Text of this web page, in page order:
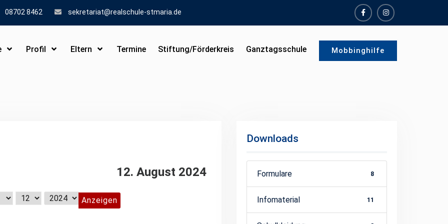
08702 8462 sekretariat@realschule-stmaria.de
facebookinstagram
Profil Eltern Termine Stiftung/Förderkreis Ganztagsschule Mobbinghilfe
12. August 2024
Downloads
Formulare 8
Infomaterial 11